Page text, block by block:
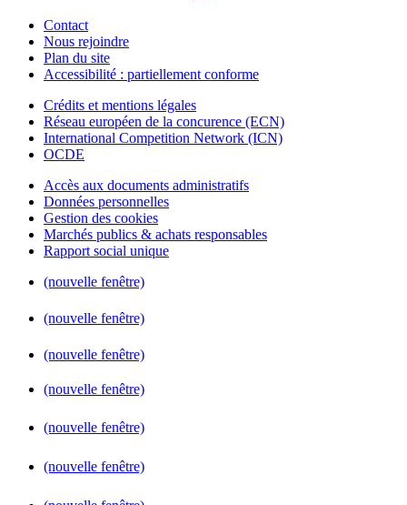
Contact
Nous rejoindre
Plan du site
Accessibilité : partiellement conforme
Crédits et mentions légales
Réseau européen de la concurence (ECN)
International Competition Network (ICN)
OCDE
Accès aux documents administratifs
Données personnelles
Gestion des cookies
Marchés publics & achats responsables
Rapport social unique
(nouvelle fenêtre)
(nouvelle fenêtre)
(nouvelle fenêtre)
(nouvelle fenêtre)
(nouvelle fenêtre)
(nouvelle fenêtre)